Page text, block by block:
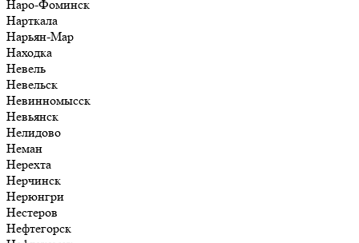
Наро-Фоминск
Нарткала
Нарьян-Мар
Находка
Невель
Невельск
Невинномысск
Невьянск
Нелидово
Неман
Нерехта
Нерчинск
Нерюнгри
Нестеров
Нефтегорск